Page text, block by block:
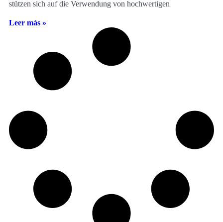
stützen sich auf die Verwendung von hochwertigen
Leer más »